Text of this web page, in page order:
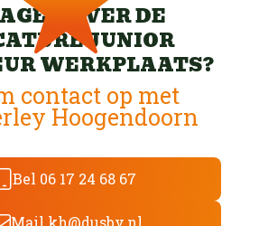
OVER DE
JUNIOR
WERKPLAATS?
contact op met
Hoogendoorn
Bel 06 17 24 68 67
Mail kh@dusbv.nl